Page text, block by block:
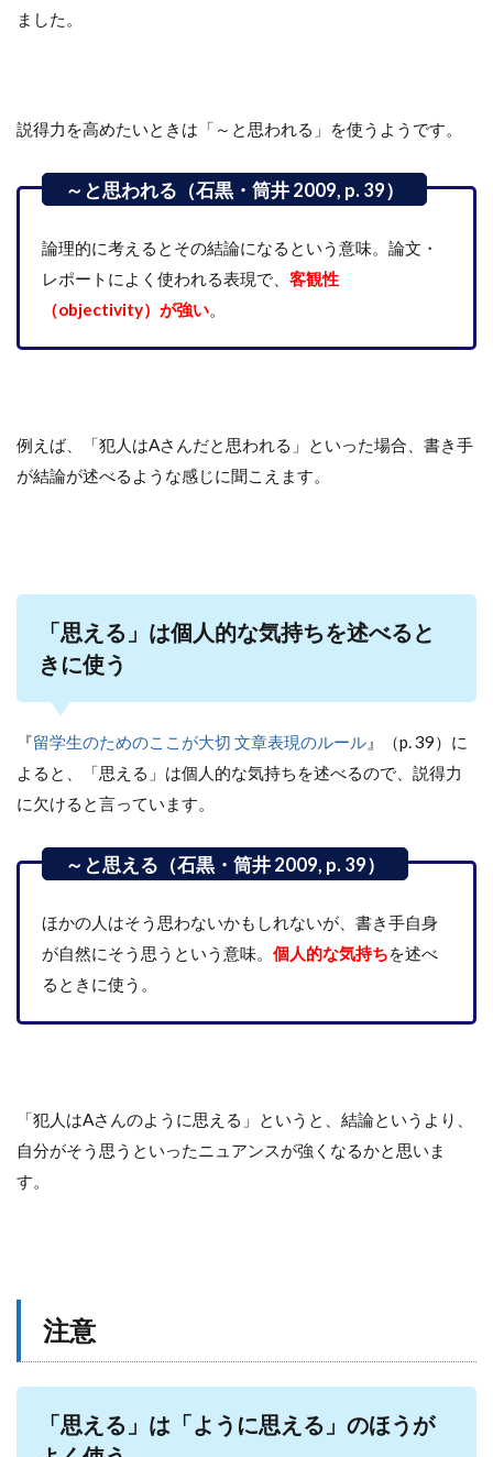
ました。
説得力を高めたいときは「～と思われる」を使うようです。
論理的に考えるとその結論になるという意味。論文・
レポートによく使われる表現で、 客観性
（objectivity）が強い
例えば、「犯人はAさんだと思われる」といった場合、書き手
が結論が述べるような感じに聞こえます。
「思える」は個人的な気持ちを述べると
きに使う
『留学生のためのここが大切 文章表現のルール 』（p. 39）に
よると、「思える」は個人的な気持ちを述べるので、説得力
に欠けると言っています。
ほかの人はそう思わないかもしれないが、書き手自身
が自然にそう思うという意味。 個人的な気持ちを述べ
るときに使う。
「犯人はAさんのように思える」というと、結論というより、
自分がそう思うといったニュアンスが強くなるかと思いま
す。
注意
「思える」は「ように思える」のほうが